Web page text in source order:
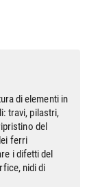
di elementi in
travi, pilastri,
del
ferri
i difetti del
nidi di